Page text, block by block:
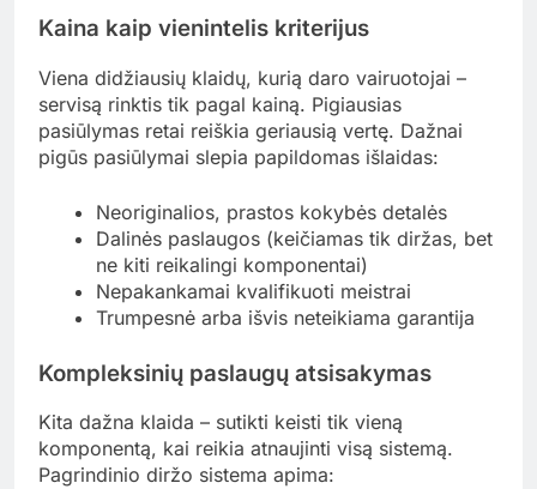
Kaina kaip vienintelis kriterijus
Viena didžiausių klaidų, kurią daro vairuotojai –
servisą rinktis tik pagal kainą. Pigiausias
pasiūlymas retai reiškia geriausią vertę. Dažnai
pigūs pasiūlymai slepia papildomas išlaidas:
Neoriginalios, prastos kokybės detalės
Dalinės paslaugos (keičiamas tik diržas, bet
ne kiti reikalingi komponentai)
Nepakankamai kvalifikuoti meistrai
Trumpesnė arba išvis neteikiama garantija
Kompleksinių paslaugų atsisakymas
Kita dažna klaida – sutikti keisti tik vieną
komponentą, kai reikia atnaujinti visą sistemą.
Pagrindinio diržo sistema apima: